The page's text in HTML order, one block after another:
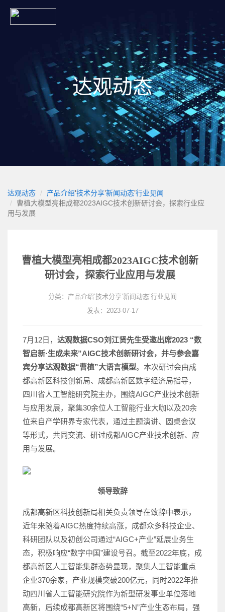
达观动态
达观动态 产品介绍’技术分享’新闻动态’行业见闻
曹植大模型亮相成都2023AIGC技术创新研讨会，探索行业应
用与发展
曹植大模型亮相成都2023AIGC技术创新
研讨会，探索行业应用与发展
分类： 产品介绍’技术分享’新闻动态’行业见闻
发表：2023-07-17
7月12日， 达观数据CSO刘江贤先生受邀出席2023 “数
智启新·生成未来”AIGC技术创新研讨会，并与参会嘉
宾分享达观数据“曹植”大语言模型。本次研讨会由成
都高新区科技创新局、成都高新区数字经济局指导，
四川省人工智能研究院主办，围绕AIGC产业技术创新
与应用发展，聚集30余位人工智能行业大咖以及20余
位来自产学研界专家代表，通过主题演讲、圆桌会议
等形式，共同交流、研讨成都AIGC产业技术创新、应
用与发展。
领导致辞
成都高新区科技创新局相关负责领导在致辞中表示，
近年来随着AIGC热度持续高涨，成都众多科技企业、
科研团队以及初创公司通过“AIGC+产业”延展业务生
态，积极响应“数字中国”建设号召。截至2022年底，成
都高新区人工智能集群态势显现，聚集人工智能重点
企业370余家，产业规模突破200亿元，同时2022年推
动四川省人工智能研究院作为新型研发事业单位落地
高新，后续成都高新区将围绕“5+N”产业生态布局，强